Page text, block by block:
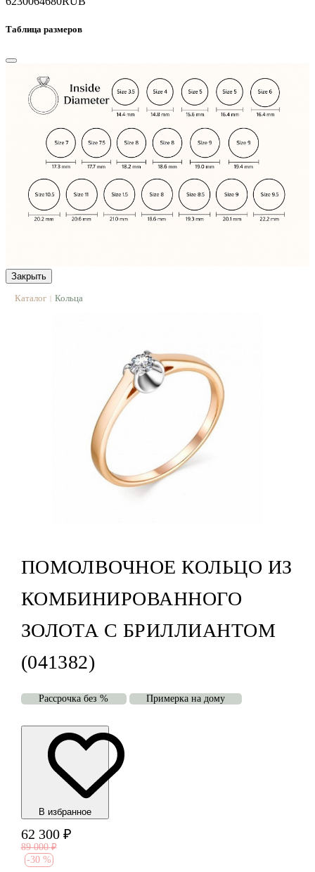
Таблица размеров
Закрыть
Каталог | Кольца
ПОМОЛВОЧНОЕ КОЛЬЦО ИЗ
КОМБИНИРОВАННОГО
ЗОЛОТА С БРИЛЛИАНТОМ
(041382)
Рассрочка без % Примерка на дому
В избранноe
62 300 ₽
89 000 ₽
-30 %